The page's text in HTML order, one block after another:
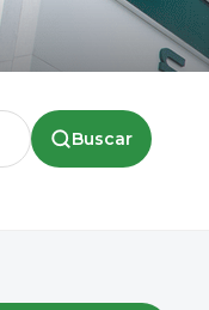
Buscar